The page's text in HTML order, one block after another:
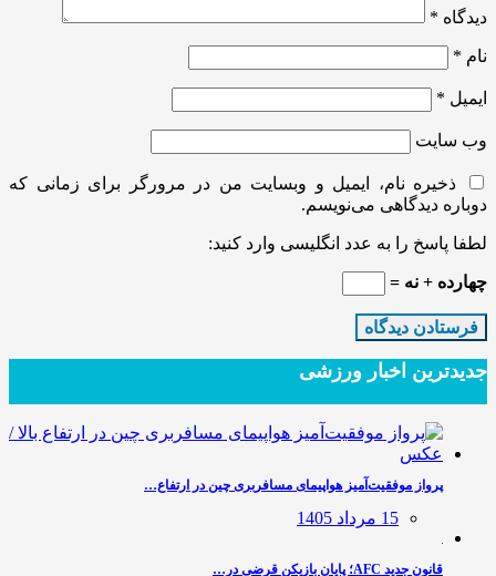
دیدگاه *
نام *
ایمیل *
وب‌ سایت
ذخیره نام، ایمیل و وبسایت من در مرورگر برای زمانی که
دوباره دیدگاهی می‌نویسم.
لطفا پاسخ را به عدد انگلیسی وارد کنید:
چهارده + نه =
جدیدترین‌ اخبار ورزشی
پرواز موفقیت‌آمیز هواپیمای مسافربری چین در ارتفاع…
15 مرداد 1405
قانون جدید AFC؛ پایان بازیکن قرضی در…